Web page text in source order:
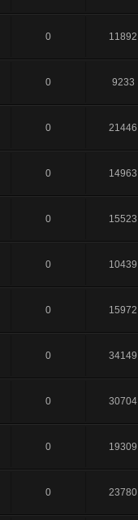
0 11892
0 9233
0 21446
0 14963
0 15523
0 10439
0 15972
0 34149
0 30704
0 19309
0 23780